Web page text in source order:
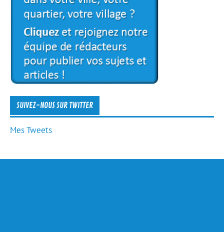
SUIVEZ-NOUS SUR TWITTER
Mes Tweets